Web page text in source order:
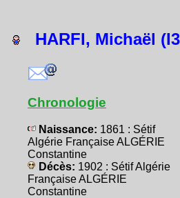
HARFI, Michaël
Chronologie
Naissance: 1861 : Sétif
Algérie Française ALGÉRIE
Constantine
Décès: 1902 : Sétif Algérie
Française ALGÉRIE
Constantine